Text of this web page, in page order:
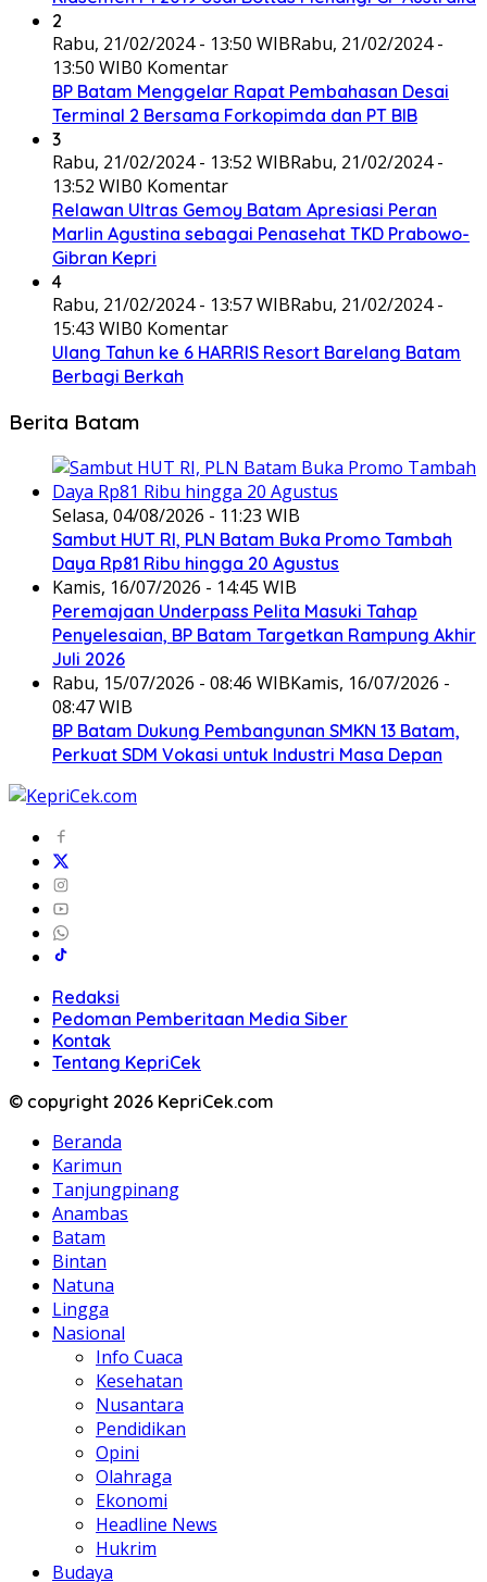
2
Rabu, 21/02/2024 - 13:50 WIBRabu, 21/02/2024 -
13:50 WIB0 Komentar
BP Batam Menggelar Rapat Pembahasan Desai
Terminal 2 Bersama Forkopimda dan PT BIB
3
Rabu, 21/02/2024 - 13:52 WIBRabu, 21/02/2024 -
13:52 WIB0 Komentar
Relawan Ultras Gemoy Batam Apresiasi Peran
Marlin Agustina sebagai Penasehat TKD Prabowo-
Gibran Kepri
4
Rabu, 21/02/2024 - 13:57 WIBRabu, 21/02/2024 -
15:43 WIB0 Komentar
Ulang Tahun ke 6 HARRIS Resort Barelang Batam
Berbagi Berkah
Berita Batam
Selasa, 04/08/2026 - 11:23 WIB
Sambut HUT RI, PLN Batam Buka Promo Tambah
Daya Rp81 Ribu hingga 20 Agustus
Kamis, 16/07/2026 - 14:45 WIB
Peremajaan Underpass Pelita Masuki Tahap
Penyelesaian, BP Batam Targetkan Rampung Akhir
Juli 2026
Rabu, 15/07/2026 - 08:46 WIBKamis, 16/07/2026 -
08:47 WIB
BP Batam Dukung Pembangunan SMKN 13 Batam,
Perkuat SDM Vokasi untuk Industri Masa Depan
Redaksi
Pedoman Pemberitaan Media Siber
Kontak
Tentang KepriCek
© copyright 2026 KepriCek.com
Beranda
Karimun
Tanjungpinang
Anambas
Batam
Bintan
Natuna
Lingga
Nasional
Info Cuaca
Kesehatan
Nusantara
Pendidikan
Opini
Olahraga
Ekonomi
Headline News
Hukrim
Budaya